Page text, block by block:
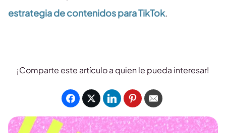
estrategia de contenidos para TikTok.
¡Comparte este artículo a quien le pueda interesar!